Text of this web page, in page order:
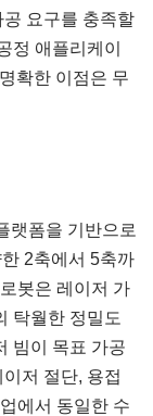
요구를 충족할
정 애플리케이
확한 이점은 무
랫폼을 기반으로
2축에서 5축까
봇은 레이저 가
탁월한 정밀도
빔이 목표 가공
저 절단, 용접
에서 동일한 수